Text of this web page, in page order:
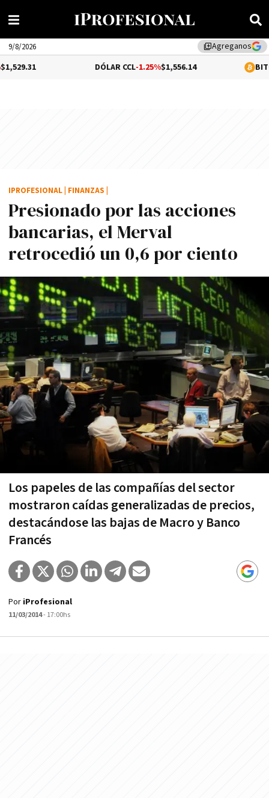
library_addAgreganos
9/8/2026
-1.25%$1,556.14 -0.1%
Presionado por las acciones
bancarias, el Merval
retrocedió un 0,6 por ciento
Los papeles de las compañías del sector
mostraron caídas generalizadas de precios,
destacándose las bajas de Macro y Banco
Francés
IPROFESIONAL FINANZAS
Por iProfesional
11/03/2014- 17:00hs